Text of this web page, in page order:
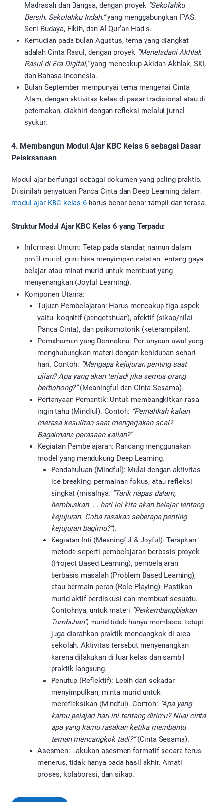
Madrasah dan Bangsa, dengan proyek “Sekolahku
Bersih, Sekolahku Indah,”yang menggabungkan IPAS,
Seni Budaya, Fikih, dan Al-Qur’an Hadis.
Kemudian pada bulan Agustus, tema yang diangkat
adalah Cinta Rasul, dengan proyek “Meneladani Akhlak
Rasul di Era Digital,”yang mencakup Akidah Akhlak, SKI,
dan Bahasa Indonesia.
Bulan September mempunyai tema mengenai Cinta
Alam, dengan aktivitas kelas di pasar tradisional atau di
peternakan, diakhiri dengan refleksi melalui jurnal
syukur.
4. Membangun Modul Ajar KBC Kelas 6 sebagai Dasar
Pelaksanaan
Modul ajar berfungsi sebagai dokumen yang paling praktis.
Di sinilah penyatuan Panca Cinta dan Deep Learning dalam
modul ajar KBC kelas 6 harus benar-benar tampil dan terasa.
Struktur Modul Ajar KBC Kelas 6 yang Terpadu:
Informasi Umum: Tetap pada standar, namun dalam
profil murid, guru bisa menyimpan catatan tentang gaya
belajar atau minat murid untuk membuat yang
menyenangkan (Joyful Learning).
Komponen Utama:
Tujuan Pembelajaran: Harus mencakup tiga aspek
yaitu: kognitif (pengetahuan), afektif (sikap/nilai
Panca Cinta), dan psikomotorik (keterampilan).
Pemahaman yang Bermakna: Pertanyaan awal yang
menghubungkan materi dengan kehidupan sehari-
hari. Contoh: “Mengapa kejujuran penting saat
ujian? Apa yang akan terjadi jika semua orang
berbohong?”(Meaningful dan Cinta Sesama).
Pertanyaan Pemantik: Untuk membangkitkan rasa
ingin tahu (Mindful). Contoh: “Pernahkah kalian
merasa kesulitan saat mengerjakan soal?
Bagaimana perasaan kalian?”
Kegiatan Pembelajaran: Rancang menggunakan
model yang mendukung Deep Learning.
Pendahuluan (Mindful): Mulai dengan aktivitas
ice breaking, permainan fokus, atau refleksi
singkat (misalnya: “Tarik napas dalam,
hembuskan. . . hari ini kita akan belajar tentang
kejujuran. Coba rasakan seberapa penting
kejujuran bagimu?”).
Kegiatan Inti (Meaningful & Joyful): Terapkan
metode seperti pembelajaran berbasis proyek
(Project Based Learning), pembelajaran
berbasis masalah (Problem Based Learning),
atau bermain peran (Role Playing). Pastikan
murid aktif berdiskusi dan membuat sesuatu.
Contohnya, untuk materi “Perkembangbiakan
Tumbuhan”, murid tidak hanya membaca, tetapi
juga diarahkan praktik mencangkok di area
sekolah. Aktivitas tersebut menyenangkan
karena dilakukan di luar kelas dan sambil
praktik langsung.
Penutup (Reflektif): Lebih dari sekadar
menyimpulkan, minta murid untuk
merefleksikan (Mindful). Contoh: “Apa yang
kamu pelajari hari ini tentang dirimu? Nilai cinta
apa yang kamu rasakan ketika membantu
teman mencangkok tadi?”(Cinta Sesama).
Asesmen: Lakukan asesmen formatif secara terus-
menerus, tidak hanya pada hasil akhir. Amati
proses, kolaborasi, dan sikap.